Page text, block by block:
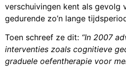
verschuivingen kent als gevolg
gedurende zo’n lange
Toen schreef ze dit: “In 2007
interventies zoals cognitieve
graduele oefentherapie voor